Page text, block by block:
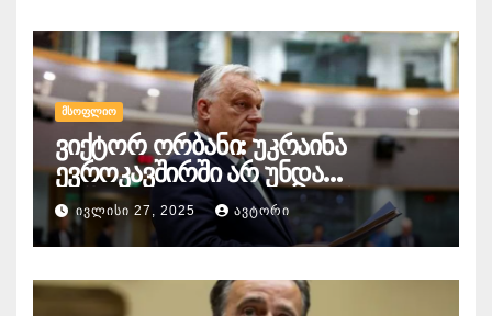
გააჩნია და ეს ყველაფერში
გამოიხატება
ᲛᲡᲝᲤᲚᲘᲝ
ვიქტორ ორბანი: უკრაინა
ევროკავშირში არ უნდა
გაწევრიანდეს, თუნდაც ამის
გამო მთელი ბრიუსელი ყირაზე
დადგეს
ᲘᲕᲚᲘᲡᲘ 27, 2025 ᲐᲕᲢᲝᲠᲘ